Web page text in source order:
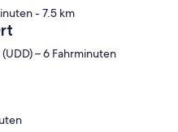
- 7.5 km
– 6 Fahrminuten